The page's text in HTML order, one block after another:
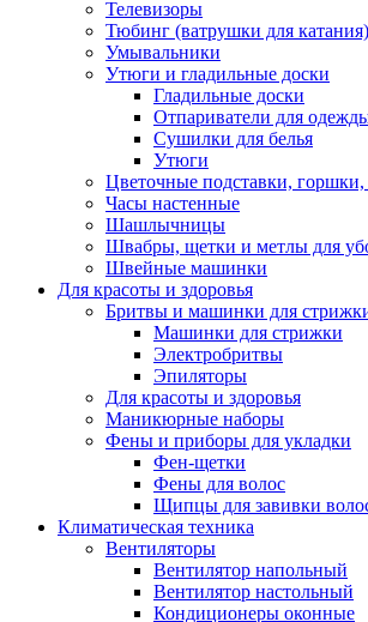
Телевизоры
Тюбинг (ватрушки для катания)
Умывальники
Утюги и гладильные доски
Гладильные доски
Отпариватели для
Сушилки для белья
Утюги
Цветочные подставки,
Часы настенные
Шашлычницы
Швабры, щетки и метлы для
Швейные машинки
Для красоты и здоровья
Бритвы и машинки для
Машинки для стрижки
Электробритвы
Эпиляторы
Для красоты и здоровья
Маникюрные наборы
Фены и приборы для укладки
Фен-щетки
Фены для волос
Щипцы для завивки
Климатическая техника
Вентиляторы
Вентилятор напольный
Вентилятор настольный
Кондиционеры оконные